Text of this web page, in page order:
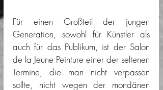
Für einen Großteil der jungen
Generation, sowohl für Künstler als
auch für das Publikum, ist der Salon
de la Jeune Peinture einer der seltenen
Termine, die man nicht verpassen
sollte, nicht wegen der mondänen